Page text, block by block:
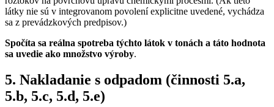
látky nie sú v integrovanom povolení explicitne uvedené, vychádza
sa z prevádzkových predpisov.)
Spočíta sa reálna spotreba týchto látok v tonách a táto hodnota
sa uvedie ako množstvo výroby.
5. Nakladanie s odpadom (činnosti 5.a,
5.b, 5.c, 5.d, 5.e)